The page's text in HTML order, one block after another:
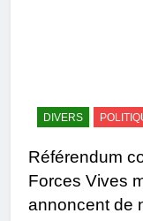
DIVERS
Référendum
Forces Vives
annoncent de